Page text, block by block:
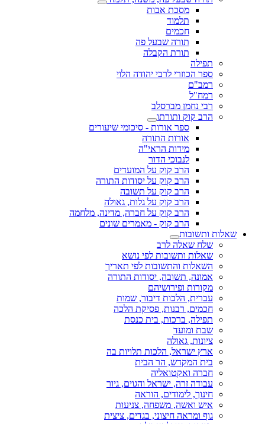
מסכת אבות
תלמוד
חכמים
תורה שבעל פה
תורת הקבלה
תפילה
ספר הכוזרי לרבי יהודה הלוי
רמב"ם
רמח"ל
רבי נחמן מברסלב
הרב קוק ותורתו
ספר אורות - סיכומי שיעורים
אורות התורה
מידות הראי"ה
לנבוכי הדור
הרב קוק על המועדים
הרב קוק על יסודות התורה
הרב קוק על תשובה
הרב קוק על גלות, גאולה
הרב קוק על חברה, מדינה, מלחמה
הרב קוק - מאמרים שונים
שאלות ותשובות
שלח שאלה לרב
שאלות ותשובות לפי נושא
השאלות והתשובות לפי תאריך
אמונה, תשובה, יסודות התורה
מקורות ופירושיהם
עברית, הלכות דיבור, שמות
חכמים, רבנות, פסיקת הלכה
תפילה, ברכות, בית כנסת
שבת ומועד
ציונות, גאולה
ארץ ישראל, הלכות תלויות בה
בית המקדש, הר הבית
חברה ואקטואליה
עבודה זרה, ישראל והגוים, גיור
חינוך, לימודים, הוראה
איש ואשה, משפחה, צניעות
גוף ומראה חיצוני, בגדים, ציצית